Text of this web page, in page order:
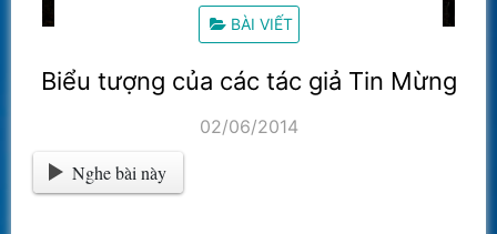
BÀI VIẾT
Biểu tượng của các tác giả Tin Mừng
02/06/2014
Nghe bài này